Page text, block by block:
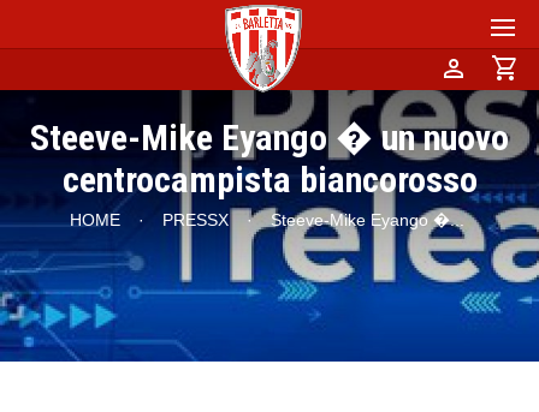
person shopping_cart
Steeve-Mike Eyango � un nuovo
centrocampista biancorosso
HOME · PRESSX · Steeve-Mike Eyango �...